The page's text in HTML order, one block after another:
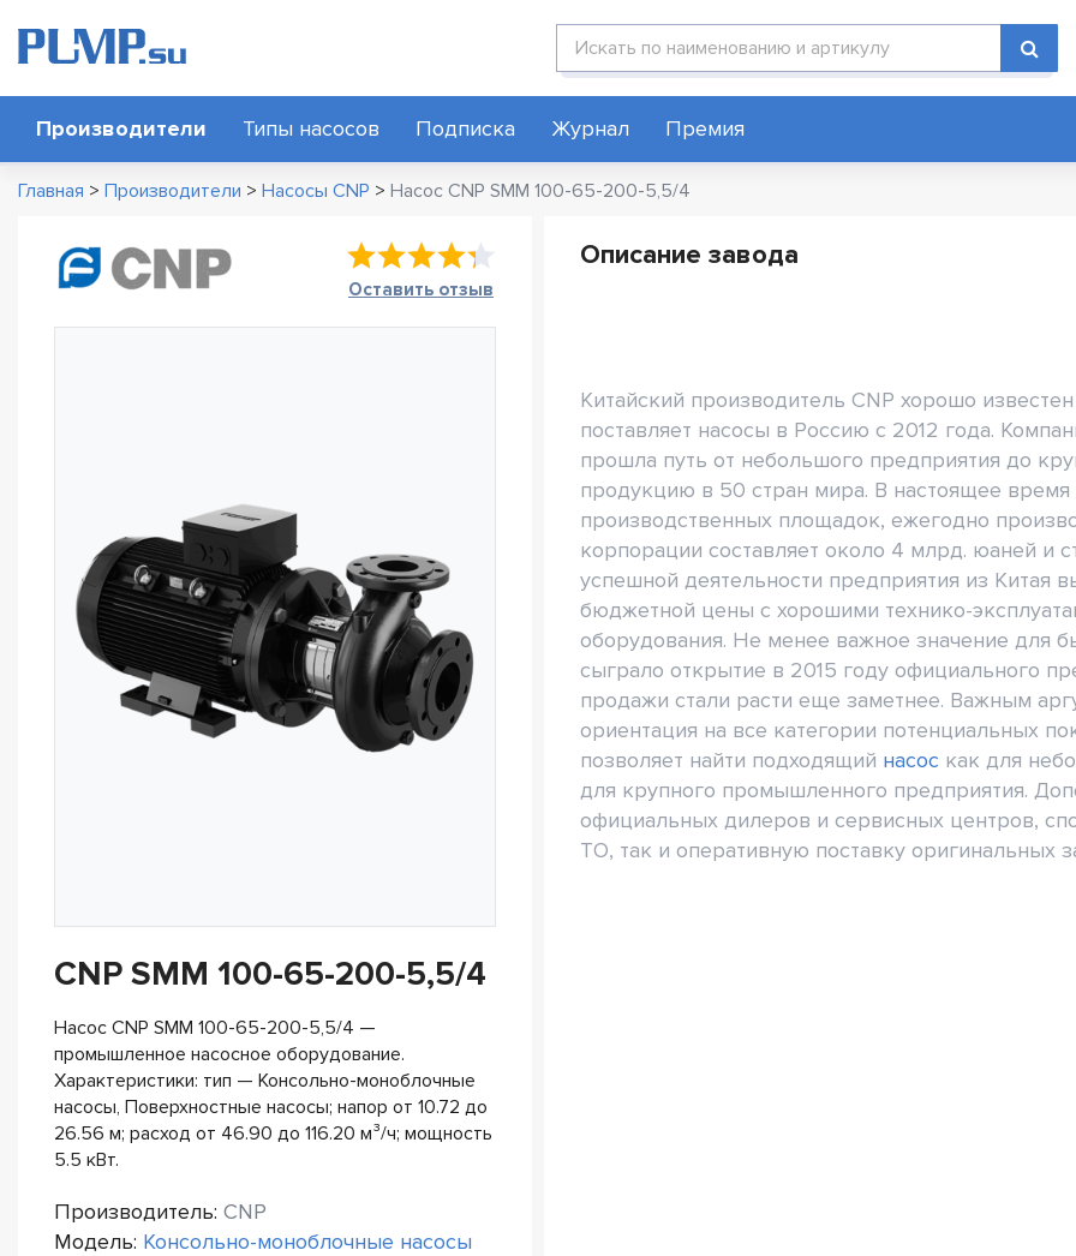
Поиск по каталогу
Производители Типы насосов Подписка Журнал Премия
Главная > Производители > Насосы CNP > Насос CNP SMM 100-65-200-5,5/4
Оставить отзыв
CNP SMM 100-65-200-5,5/4
Насос CNP SMM 100-65-200-5,5/4 —
промышленное насосное оборудование.
Характеристики: тип — Консольно-моноблочные
насосы, Поверхностные насосы; напор от 10.72 до
26.56 м; расход от 46.90 до 116.20 м³/ч; мощность
5.5 кВт.
Производитель: CNP
Модель: Консольно-моноблочные насосы
Описание завода
Китайский производитель CNP хорошо
поставляет насосы в Россию с 2012 года.
прошла путь от небольшого предприятия до
продукцию в 50 стран мира. В настоящее время
производственных площадок, ежегодно
корпорации составляет около 4 млрд. юаней и
успешной деятельности предприятия из Китая
бюджетной цены с хорошими технико-
оборудования. Не менее важное значение для
сыграло открытие в 2015 году официального
продажи стали расти еще заметнее. Важным
ориентация на все категории потенциальных
позволяет найти подходящий насос как для
для крупного промышленного предприятия.
официальных дилеров и сервисных центров,
ТО, так и оперативную поставку оригинальных